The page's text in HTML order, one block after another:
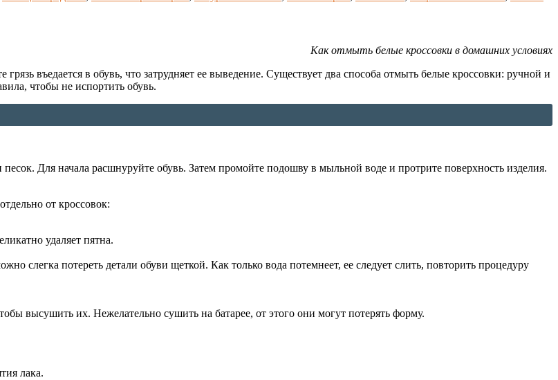
Как отмыть белые кроссовки в домашних условиях
въедается в обувь, что затрудняет ее выведение. Существует два способа отмыть белые кроссовки: ручной и
чтобы не испортить обувь.
Для начала расшнуруйте обувь. Затем промойте подошву в мыльной воде и протрите поверхность изделия.
от кроссовок:
удаляет пятна.
слегка потереть детали обуви щеткой. Как только вода потемнеет, ее следует слить, повторить процедуру
высушить их. Нежелательно сушить на батарее, от этого они могут потерять форму.
лака.